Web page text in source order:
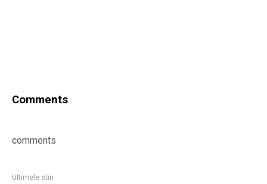
Comments
comments
Ultimele stiri